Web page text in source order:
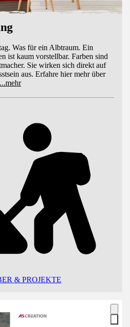
Was für ein Albtraum. Ein
ist kaum vorstellbar. Farben sind
Sie wirken sich direkt auf
aus. Erfahre hier mehr über
...mehr
& PROJEKTE